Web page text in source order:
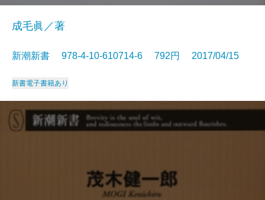
成毛眞／著
新潮新書 978-4-10-610714-6 792円 2017/04/15
新書電子書籍あり